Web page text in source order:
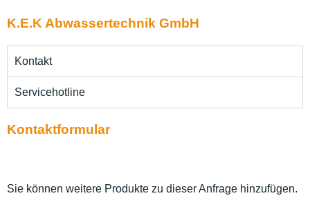
K.E.K Abwassertechnik GmbH
Kontakt
Servicehotline
Kontaktformular
Sie können weitere Produkte zu dieser Anfrage hinzufügen.